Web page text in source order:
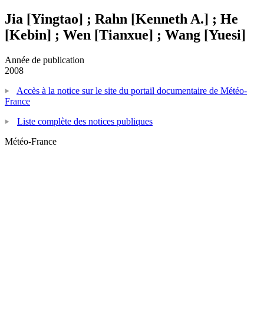
Jia [Yingtao] ; Rahn [Kenneth A.] ; He
[Kebin] ; Wen [Tianxue] ; Wang [Yuesi]
Année de publication
2008
Accès à la notice sur le site du portail documentaire de Météo-
France
Liste complète des notices publiques
Météo-France